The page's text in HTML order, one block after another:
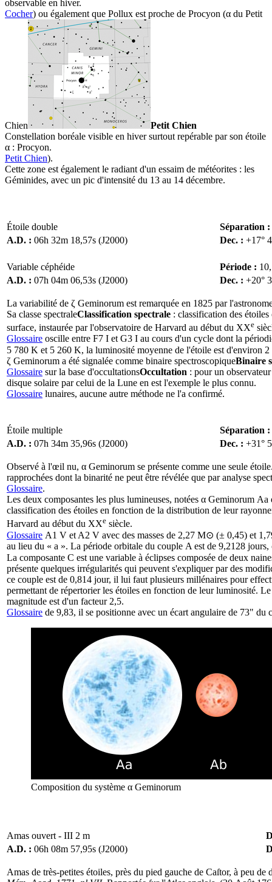
observable en hiver.
Cocher) ou également que Pollux est proche de Procyon (α du Petit
Chien
Petit Chien
Constellation boréale visible en hiver surtout repérable par son étoile
α : Procyon.
Petit Chien).
Cette zone est également le radiant d'un essaim de météorites : les
Géminides, avec un pic d'intensité du 13 au 14 décembre.
Étoile double
Séparation :
A.D. : 06h 32m 18,57s (J2000) Dec. : +17°
Variable céphéide Période :
A.D. : 07h 04m 06,53s (J2000) Dec. : +20°
La variabilité de ζ Geminorum est remarquée en 1825 par
Sa classe spectraleClassification spectrale : classification des
surface, instaurée par l'observatoire de Harvard au début du XXe
Glossaire oscille entre F7 I et G3 I au cours d'un cycle dont la
5 780 K et 5 260 K, la luminosité moyenne de l'étoile est d'environ
ζ Geminorum a été signalée comme binaire spectroscopiqueBinaire
Glossaire sur la base d'occultationsOccultation : pour un
disque solaire par celui de la Lune en est l'exemple le plus connu.
Glossaire lunaires, aucune autre méthode ne l'a confirmé.
Étoile multiple
Séparation :
A.D. : 07h 34m 35,96s (J2000) Dec. : +31°
Observé à l'œil nu, α Geminorum se présente comme une seule
rapprochées dont la binarité ne peut être révélée que par analyse
Glossaire.
Les deux composantes les plus lumineuses, notées α Geminorum
classification des étoiles en fonction de la distribution de leur
Harvard au début du XXe siècle.
Glossaire A1 V et A2 V avec des masses de 2,27 M⊙ (± 0,45) et
au lieu du « a ». La période orbitale du couple A est de 9,2128
La composante C est une variable à éclipses composée de deux
présente quelques irrégularités qui peuvent s'expliquer par des
ce couple est de 0,814 jour, il lui faut plusieurs millénaires pour
permettant de répertorier les étoiles en fonction de leur luminosité.
magnitude est d'un facteur 2,5.
Glossaire de 9,83, il se positionne avec un écart angulaire de 73" du
Composition du système α Geminorum
Amas ouvert - III 2 m
A.D. : 06h 08m 57,95s (J2000)
Amas de très-petites étoiles, près du pied gauche de Caſtor, à peu